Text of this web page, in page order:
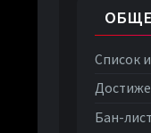
Список
Бан-лист